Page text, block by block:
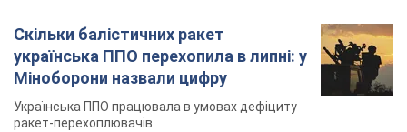
Скільки балістичних ракет
українська ППО перехопила в липні: у
Міноборони назвали цифру
Українська ППО працювала в умовах дефіциту
ракет-перехоплювачів